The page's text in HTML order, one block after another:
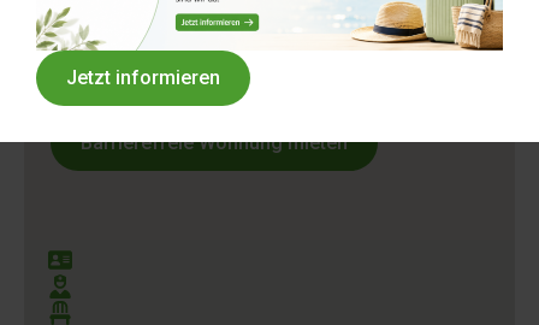
Um einen WG Platz Bewerben
Barrierefreie Wohnung mieten
HP Pflegedienst
Geprüfte Pflegekräfte
Moderne Einrichtung
Jetzt informieren